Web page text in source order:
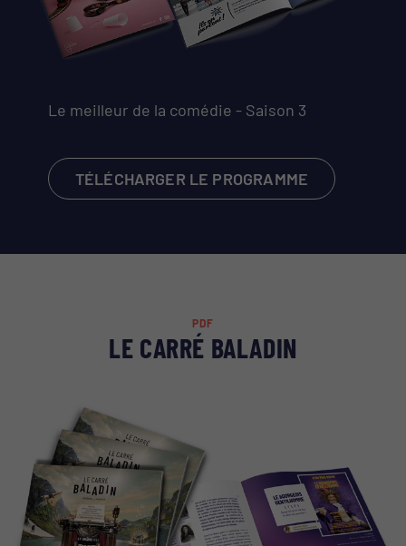
Le meilleur de la comédie - Saison 3
TÉLÉCHARGER LE PROGRAMME
PDF
LE CARRÉ BALADIN